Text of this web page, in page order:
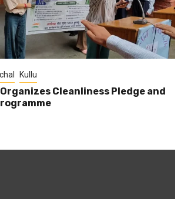
Kullu
Cleanliness Pledge and